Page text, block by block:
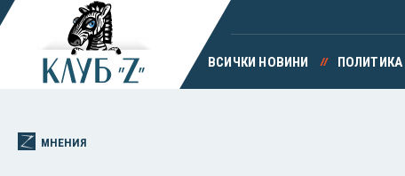
ВСИЧКИ НОВИНИ ПОЛИТИКА
МНЕНИЯ